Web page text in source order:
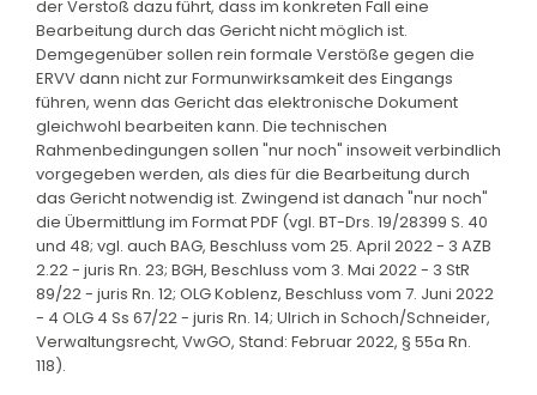
der Verstoß dazu führt, dass im konkreten Fall eine
Bearbeitung durch das Gericht nicht möglich ist.
Demgegenüber sollen rein formale Verstöße gegen die
ERVV dann nicht zur Formunwirksamkeit des Eingangs
führen, wenn das Gericht das elektronische Dokument
gleichwohl bearbeiten kann. Die technischen
Rahmenbedingungen sollen "nur noch" insoweit verbindlich
vorgegeben werden, als dies für die Bearbeitung durch
das Gericht notwendig ist. Zwingend ist danach "nur noch"
die Übermittlung im Format PDF (vgl. BT-Drs. 19/28399 S. 40
und 48; vgl. auch BAG, Beschluss vom 25. April 2022 - 3 AZB
2.22 - juris Rn. 23; BGH, Beschluss vom 3. Mai 2022 - 3 StR
89/22 - juris Rn. 12; OLG Koblenz, Beschluss vom 7. Juni 2022
- 4 OLG 4 Ss 67/22 - juris Rn. 14; Ulrich in Schoch/Schneider,
Verwaltungsrecht, VwGO, Stand: Februar 2022, § 55a Rn.
118).